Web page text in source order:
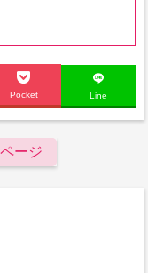
Pocket Line
ージ